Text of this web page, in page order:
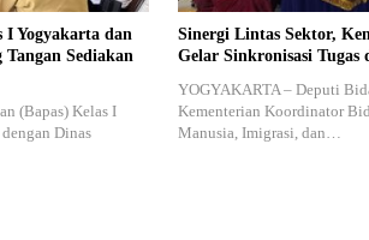
I Yogyakarta dan
Sediakan
(Bapas) Kelas I
Dinas
Sinergi Lintas Sektor,
Gelar Sinkronisasi Tugas
YOGYAKARTA – Deputi
Kementerian Koordinator
Manusia, Imigrasi, dan…